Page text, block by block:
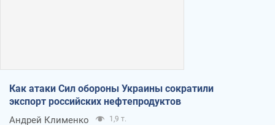
Как атаки Сил обороны Украины сократили
экспорт российских нефтепродуктов
Андрей Клименко 1,9 т.